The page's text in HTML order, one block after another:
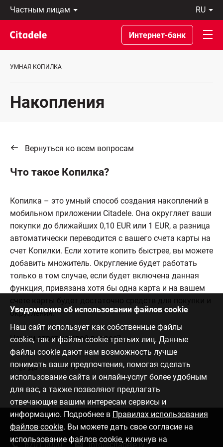
Частным
лицам
Предприятиям
Private
Banking
банке
ru
Latviski
По-
русски
In
Интернет-банк
УМНАЯ КОПИЛКА
Накопления
Вернуться ко всем вопросам
Что такое Копилка?
Копилка – это умный способ создания накоплений в
мобильном приложении Citadele. Она округляет ваши
покупки до ближайших 0,10 EUR или 1 EUR, а разница
автоматически переводится с вашего счета карты на
счет Копилки. Если хотите копить быстрее, вы можете
добавить множитель. Округление будет работать
только в том случае, если будет включена данная
функция, привязана хотя бы одна карта и на вашем
округления.
Нашли ответ на свой вопрос?
Да Нет
Уведомление об использовании файлов cookie
Наш сайт использует как собственные файлы
cookie, так и файлы cookie третьих лиц. Данные
файлы cookie дают нам возможность лучше
понимать ваши предпочтения, помогая сделать
использование сайта и онлайн-услуг более удобным
для вас, а также позволяют предлагать
отвечающие вашим интересам сервисы и
информацию. Подробнее в Правилах использования
файлов cookie. Вы можете дать свое согласие на
использование файлов cookie, кликнув на
Связаться с нами
6701 0000 info@citadele.lv